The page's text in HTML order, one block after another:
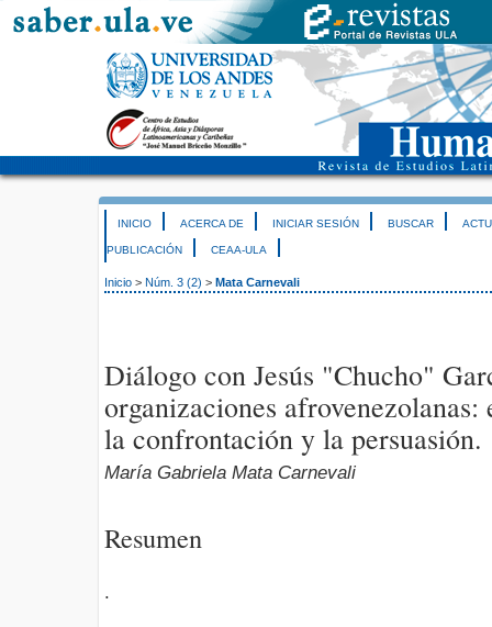
INICIO ACERCA DE INICIAR SESIÓN BUSCAR
PUBLICACIÓN CEAA-ULA
Inicio > Núm. 3 (2) > Mata Carnevali
Diálogo con Jesús "Chucho"
organizaciones
la confrontación y la persuasión.
María Gabriela Mata Carnevali
Resumen
.